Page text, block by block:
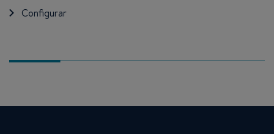
Configurar